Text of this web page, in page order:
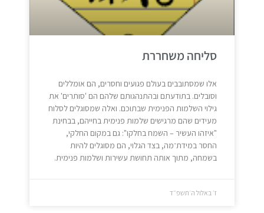
סליחה משחררת
אלו שמסתובבים בעולם פגועים וחסרים, הם אומללים
וסובלים. בתודעתם ובהתנהגותם שלהם הם 'סותרים' את
גילוי השלמות הפנימית שבתוכם. ואלה שמסוגלים לסלוח
מעידים שהם מרגישים שלמות פנימית בחייהם, בבחינת
"איזהו העשיר – השמח בחלקו": גם במקום החלקי,
החסר במידת־מה, בצד הגלוי, הם מסוגלים להיות
בשמחה, מתוך אותה תחושת עשירות ושלמות פנימית.
ז׳ באלול ה׳תשפ״ד